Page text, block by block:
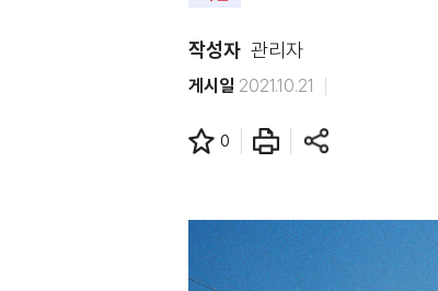
작성자 관리자
게시일 2021.10.21
0